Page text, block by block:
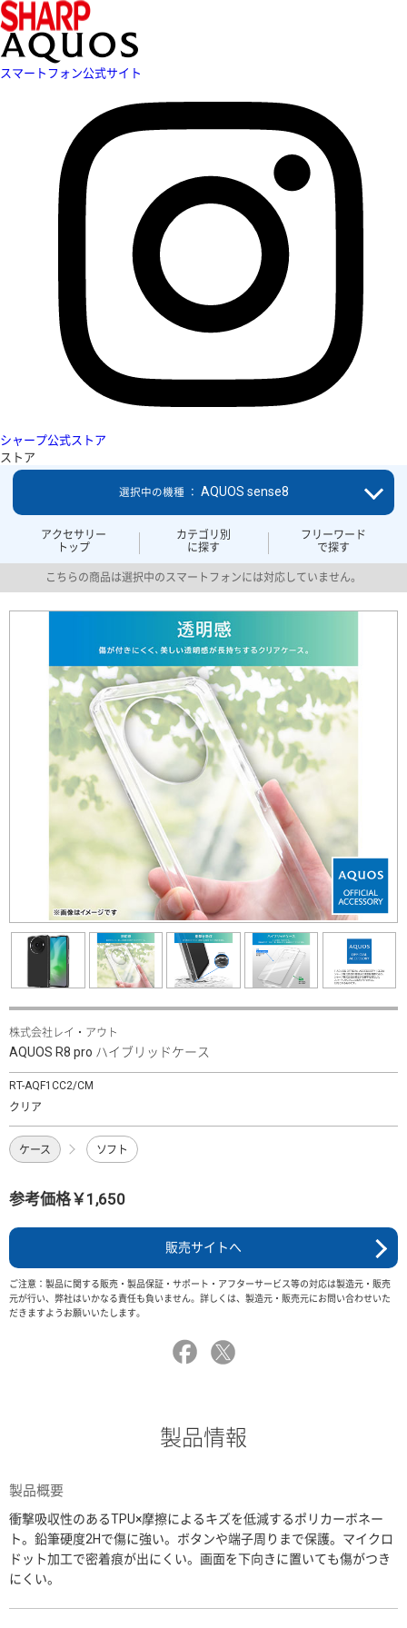
スマートフォン公式サイト
シャープ公式ストア
ストア
アクセサリー
トップ
カテゴリ別
に探す
フリーワード
で探す
選択中の機種 ： AQUOS sense8
こちらの商品は選択中のスマートフォンには対応していません。
株式会社レイ・アウト
AQUOS R8 pro ハイブリッドケース
RT-AQF1CC2/CM
クリア
ケース ソフト
参考価格￥1,650
販売サイトへ
ご注意：製品に関する販売・製品保証・サポート・アフターサービス等の対応は製造元・販売
元が行い、弊社はいかなる責任も負いません。詳しくは、製造元・販売元にお問い合わせいた
だきますようお願いいたします。
製品情報
製品概要
衝撃吸収性のあるTPU×摩擦によるキズを低減するポリカーボネー
ト。鉛筆硬度2Hで傷に強い。ボタンや端子周りまで保護。マイクロ
ドット加工で密着痕が出にくい。画面を下向きに置いても傷がつき
にくい。